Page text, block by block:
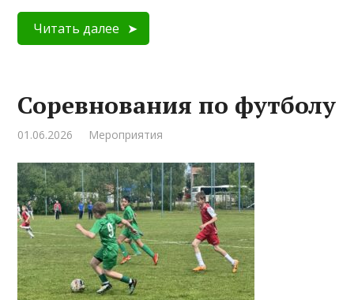
Читать далее
Соревнования по футболу
01.06.2026 Мероприятия